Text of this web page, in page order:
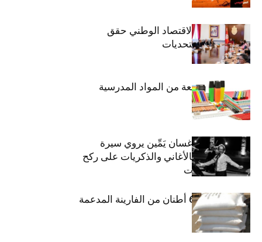
وزيرة المالية: الاقتصاد الوطني حقق
مكاسب رغم التحديات
الفنان اللبناني غسان يَمِّين يروي سيرة
شارل أزنافور بالأغاني والذكريات على ركح
مسرح الحمامات
منوبة: حجز 6،3 أطنان من الفارينة المدعمة